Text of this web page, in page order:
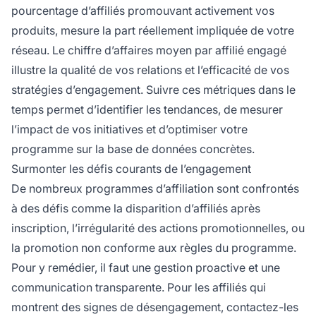
pourcentage d’affiliés promouvant activement vos
produits, mesure la part réellement impliquée de votre
réseau. Le chiffre d’affaires moyen par affilié engagé
illustre la qualité de vos relations et l’efficacité de vos
stratégies d’engagement. Suivre ces métriques dans le
temps permet d’identifier les tendances, de mesurer
l’impact de vos initiatives et d’optimiser votre
programme sur la base de données concrètes.
Surmonter les défis courants de l’engagement
De nombreux programmes d’affiliation sont confrontés
à des défis comme la disparition d’affiliés après
inscription, l’irrégularité des actions promotionnelles, ou
la promotion non conforme aux règles du programme.
Pour y remédier, il faut une gestion proactive et une
communication transparente. Pour les affiliés qui
montrent des signes de désengagement, contactez-les